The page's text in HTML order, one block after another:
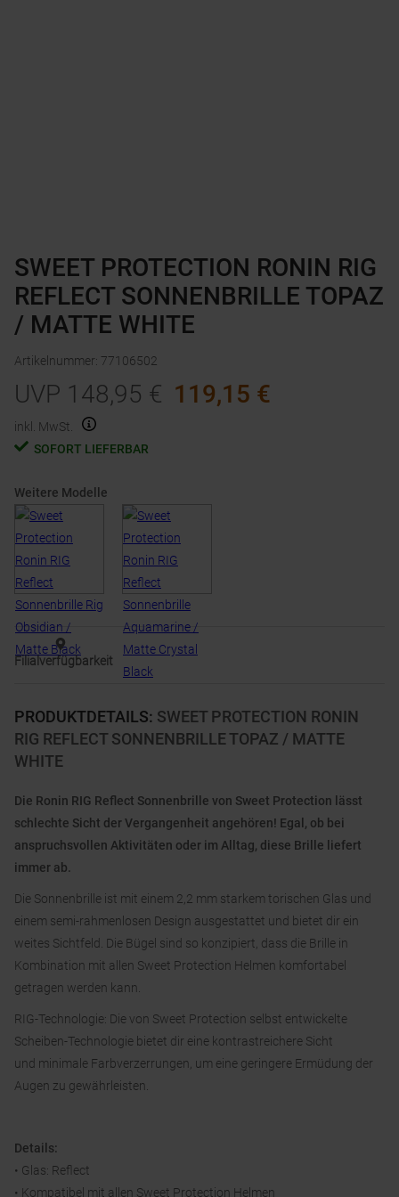
PRODUKTDETAILS: SWEET PROTECTION RONIN
RIG REFLECT SONNENBRILLE TOPAZ / MATTE
WHITE
Die Ronin RIG Reflect Sonnenbrille von Sweet Protection lässt
schlechte Sicht der Vergangenheit angehören! Egal, ob bei
anspruchsvollen Aktivitäten oder im Alltag, diese Brille liefert
immer ab.
Die Sonnenbrille ist mit einem 2,2 mm starkem torischen Glas und
einem semi-rahmenlosen Design ausgestattet und bietet dir ein
weites Sichtfeld. Die Bügel sind so konzipiert, dass die Brille in
Kombination mit allen Sweet Protection Helmen komfortabel
getragen werden kann.
RIG-Technologie: Die von Sweet Protection selbst entwickelte
Scheiben-Technologie bietet dir eine kontrastreichere Sicht
und minimale Farbverzerrungen, um eine geringere Ermüdung der
Augen zu gewährleisten.
Details:
• Glas: Reflect
• Kompatibel mit allen Sweet Protection Helmen
SWEET PROTECTION RONIN RIG
REFLECT SONNENBRILLE TOPAZ
/ MATTE WHITE
Artikelnummer: 77106502
UVP 148,95 € 119,15 €
inkl. MwSt.
SOFORT LIEFERBAR
Weitere Modelle
Filialverfügbarkeit